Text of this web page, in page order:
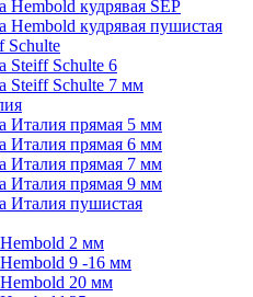
Hembold кудрявая SEP
Hembold кудрявая пушистая
Schulte
Steiff Schulte 6
Steiff Schulte 7 мм
Италия прямая 5 мм
Италия прямая 6 мм
Италия прямая 7 мм
Италия прямая 9 мм
Италия пушистая
2 мм
9 -16 мм
20 мм